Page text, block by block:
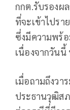
กกต.รับรองผ
ที่จะเข้าไปรา
ซึ่งมีความพร้อ
เนื่องจากวันนี้
เมื่อถามถึงวา
ประธานวุฒิส